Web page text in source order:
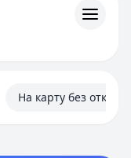
На карту без отказа